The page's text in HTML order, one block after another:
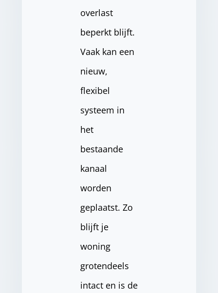
overlast
beperkt blijft.
Vaak kan een
nieuw,
flexibel
systeem in
het
bestaande
kanaal
worden
geplaatst. Zo
blijft je
woning
grotendeels
intact en is de